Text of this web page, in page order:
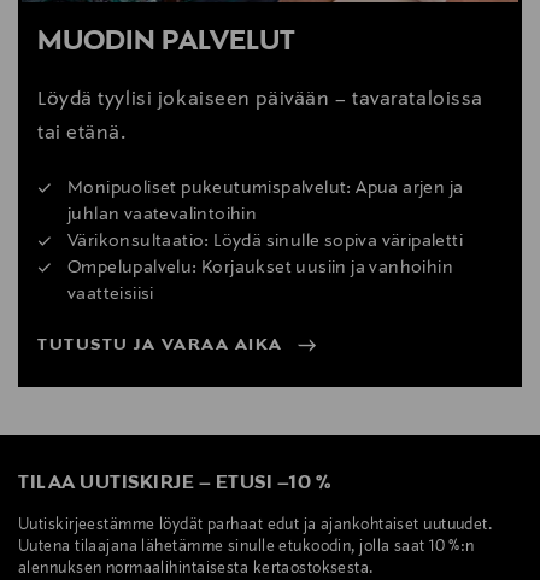
MUODIN PALVELUT
Löydä tyylisi jokaiseen päivään – tavarataloissa
tai etänä.
Monipuoliset pukeutumispalvelut: Apua arjen ja
juhlan vaatevalintoihin
Värikonsultaatio: Löydä sinulle sopiva väripaletti
Ompelupalvelu: Korjaukset uusiin ja vanhoihin
vaatteisiisi
TUTUSTU JA VARAA AIKA
TILAA UUTISKIRJE – ETUSI –10 %
Uutiskirjeestämme löydät parhaat edut ja ajankohtaiset uutuudet.
Uutena tilaajana lähetämme sinulle etukoodin, jolla saat 10 %:n
alennuksen normaalihintaisesta kertaostoksesta.